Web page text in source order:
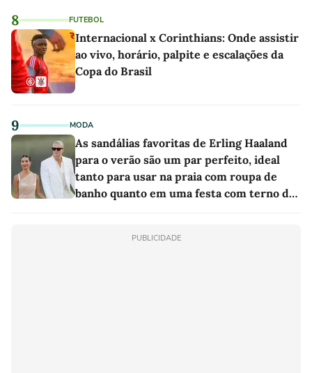
8 FUTEBOL
Internacional x Corinthians: Onde assistir
ao vivo, horário, palpite e escalações da
Copa do Brasil
9 MODA
As sandálias favoritas de Erling Haaland
para o verão são um par perfeito, ideal
tanto para usar na praia com roupa de
banho quanto em uma festa com terno de
PUBLICIDADE